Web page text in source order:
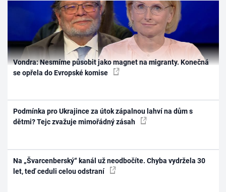
Vondra: Nesmíme působit jako magnet na migranty. Konečná
se opřela do Evropské komise
Podmínka pro Ukrajince za útok zápalnou lahví na dům s
dětmi? Tejc zvažuje mimořádný zásah
Na „Švarcenberský“ kanál už neodbočíte. Chyba vydržela 30
let, teď ceduli celou odstraní